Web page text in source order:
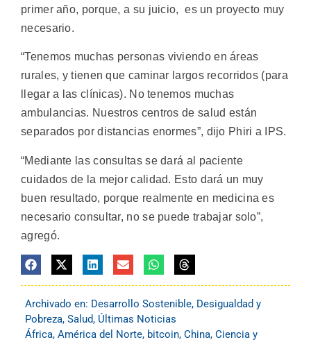
primer año, porque, a su juicio, es un proyecto muy
necesario.
“Tenemos muchas personas viviendo en áreas
rurales, y tienen que caminar largos recorridos (para
llegar a las clínicas). No tenemos muchas
ambulancias. Nuestros centros de salud están
separados por distancias enormes”, dijo Phiri a IPS.
“Mediante las consultas se dará al paciente
cuidados de la mejor calidad. Esto dará un muy
buen resultado, porque realmente en medicina es
necesario consultar, no se puede trabajar solo”,
agregó.
Archivado en: Desarrollo Sostenible, Desigualdad y
Pobreza, Salud, Últimas Noticias
África, América del Norte, bitcoin, China, Ciencia y